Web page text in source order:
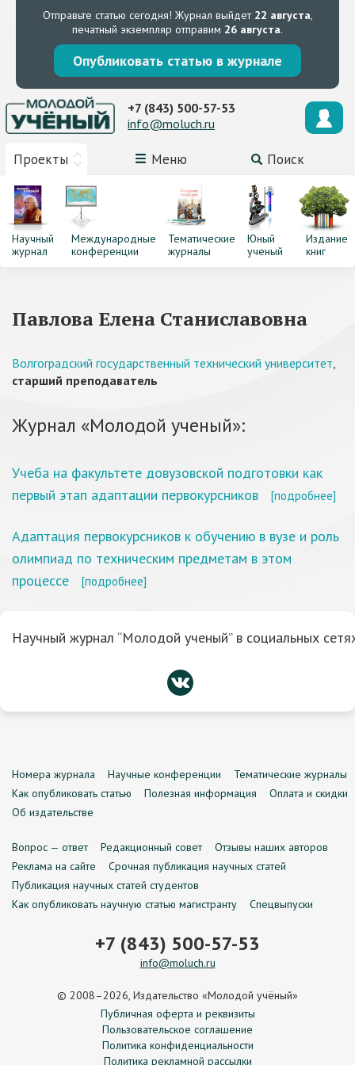
Отправьте статью сегодня! Журнал выйдет 22 августа,
печатный экземпляр отправим 26 августа.
Опубликовать статью в журнале
Проекты Меню Поиск
+7 (843) 500-57-53
info@moluch.ru
Научный
журнал
Международные
конференции
Тематические
журналы
Юный
ученый
Издание
книг
Павлова Елена Станиславовна
Волгоградский государственный технический университет,
старший преподаватель
Журнал «Молодой ученый»:
Учеба на факультете довузовской подготовки как
первый этап адаптации первокурсников
[подробнее]
Адаптация первокурсников к обучению в вузе и роль
олимпиад по техническим предметам в этом
процессе
[подробнее]
Научный журнал “Молодой ученый” в социальных
Номера журнала Научные конференции
Тематические журналы
Как опубликовать статью
Полезная информация
Оплата и скидки
Об издательстве
Вопрос — ответ Редакционный совет
Отзывы наших авторов
Реклама на сайте
Срочная публикация научных статей
Публикация научных статей студентов
Как опубликовать научную статью магистранту
Спецвыпуски
+7 (843) 500-57-53
info@moluch.ru
© 2008–2026, Издательство «Молодой учёный»
Публичная оферта и реквизиты
Пользовательское соглашение
Политика конфиденциальности
Политика рекламной рассылки